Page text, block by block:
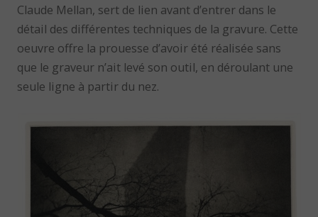
Claude Mellan, sert de lien avant d’entrer dans le
détail des différentes techniques de la gravure. Cette
oeuvre offre la prouesse d’avoir été réalisée sans
que le graveur n’ait levé son outil, en déroulant une
seule ligne à partir du nez.